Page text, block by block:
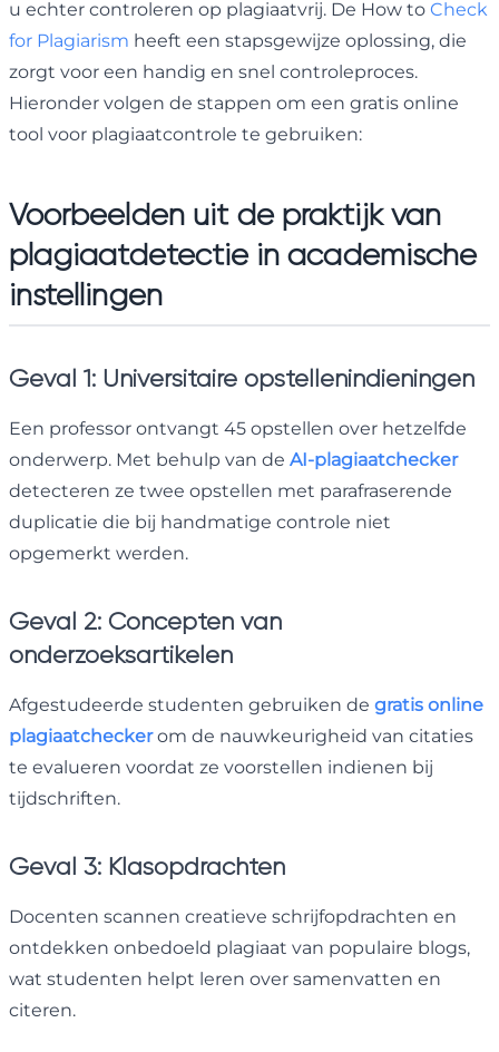
u echter controleren op plagiaatvrij. De How to Check
for Plagiarism heeft een stapsgewijze oplossing, die
zorgt voor een handig en snel controleproces.
Hieronder volgen de stappen om een gratis online
tool voor plagiaatcontrole te gebruiken:
Voorbeelden uit de praktijk van
plagiaatdetectie in academische
instellingen
Geval 1: Universitaire opstellenindieningen
Een professor ontvangt 45 opstellen over hetzelfde
onderwerp. Met behulp van de AI-plagiaatchecker
detecteren ze twee opstellen met parafraserende
duplicatie die bij handmatige controle niet
opgemerkt werden.
Geval 2: Concepten van
onderzoeksartikelen
Afgestudeerde studenten gebruiken de gratis online
plagiaatcheckerom de nauwkeurigheid van citaties
te evalueren voordat ze voorstellen indienen bij
tijdschriften.
Geval 3: Klasopdrachten
Docenten scannen creatieve schrijfopdrachten en
ontdekken onbedoeld plagiaat van populaire blogs,
wat studenten helpt leren over samenvatten en
citeren.